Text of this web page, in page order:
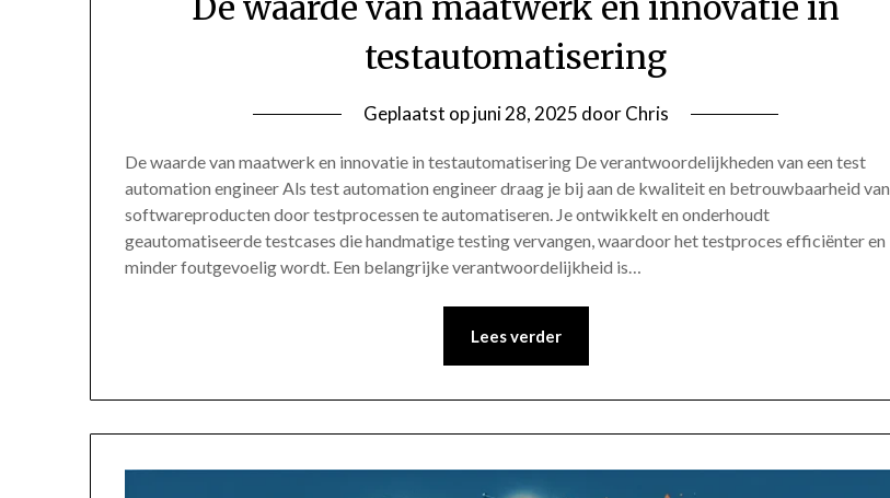
testautomatisering
Geplaatst opjuni 28, 2025 doorChris
De waarde van maatwerk en innovatie in testautomatisering De verantwoordelijkheden van een test
automation engineer Als test automation engineer draag je bij aan de kwaliteit en betrouwbaarheid van
softwareproducten door testprocessen te automatiseren. Je ontwikkelt en onderhoudt
geautomatiseerde testcases die handmatige testing vervangen, waardoor het testproces efficiënter en
minder foutgevoelig wordt. Een belangrijke verantwoordelijkheid is…
Lees verder